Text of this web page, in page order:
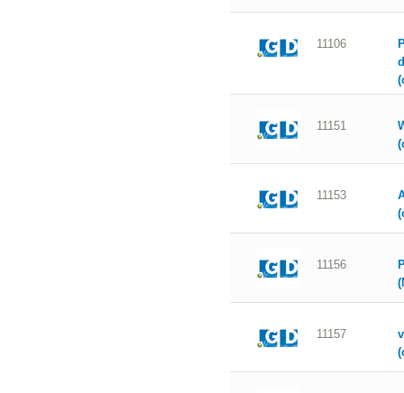
11106
11151
11153
11156
11157